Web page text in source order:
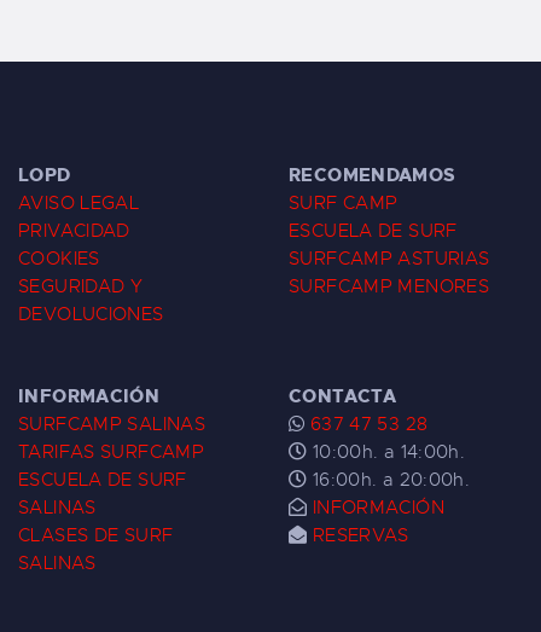
LOPD
AVISO LEGAL
PRIVACIDAD
COOKIES
SEGURIDAD Y
DEVOLUCIONES
RECOMENDAMOS
SURF CAMP
ESCUELA DE SURF
SURFCAMP ASTURIAS
SURFCAMP MENORES
INFORMACIÓN
SURFCAMP SALINAS
TARIFAS SURFCAMP
ESCUELA DE SURF
SALINAS
CLASES DE SURF
SALINAS
CONTACTA
637 47 53 28
10:00h. a 14:00h.
16:00h. a 20:00h.
INFORMACIÓN
RESERVAS